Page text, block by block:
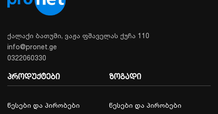
ქალაქი ბათუმი, ვაჟა ფშაველას ქუჩა 110
info@pronet.ge
0322060330
პროდუქტები
წესები და პირობები
ზოგადი
წესები და პირობები